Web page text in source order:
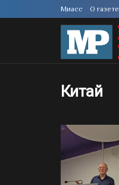
Миасс О газете
Китай